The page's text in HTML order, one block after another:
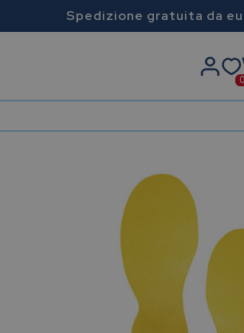
Spedizione gratuita da
0